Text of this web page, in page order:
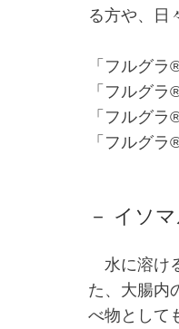
る方や、日
「フルグラ
「フルグ
「フルグラ
「フルグラ
－ イソ
水に溶け
た、大腸内
べ物として